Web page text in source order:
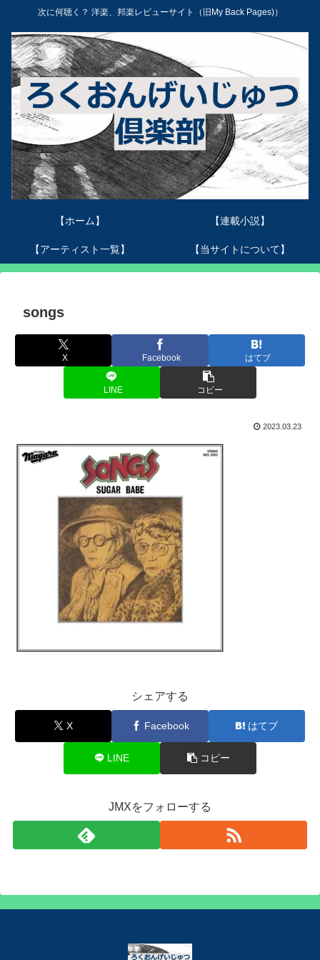
次に何聴く？ 洋楽、邦楽レビューサイト（旧My Back Pages)）
【ホーム】 【連載小説】
【アーティスト一覧】 【当サイトについて】
songs
X Facebook はてブ
LINE コピー
2023.03.23
シェアする
X Facebook はてブ
LINE コピー
JMXをフォローする